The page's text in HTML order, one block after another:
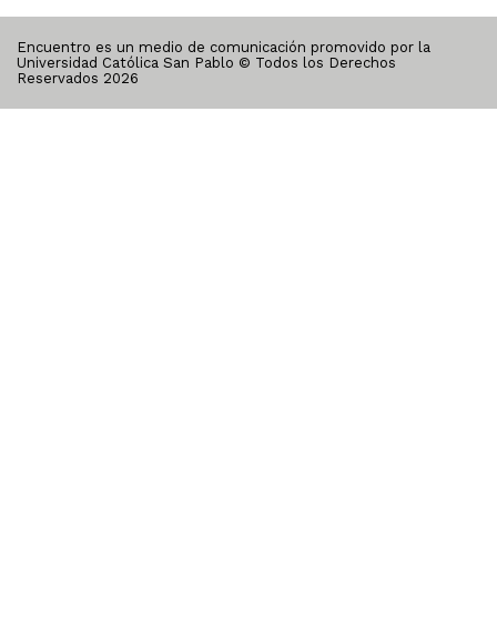
Encuentro es un medio de comunicación promovido por la
Universidad Católica San Pablo © Todos los Derechos
Reservados 2026